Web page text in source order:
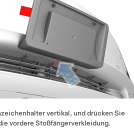
vertikal, und drücken Sie
vordere Stoßfängerverkleidung.